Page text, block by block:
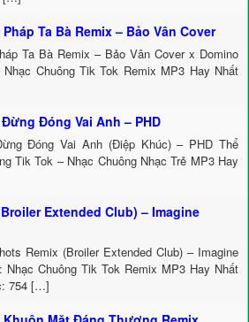
Ta Bà Remix – Bảo Vân Cover
Ta Bà Remix – Bảo Vân Cover x Domino
Chuông Tik Tok Remix MP3 Hay Nhất
Đóng Vai Anh – PHD
Đóng Vai Anh (Điệp Khúc) – PHD Thể
Tik Tok – Nhạc Chuông Nhạc Trẻ MP3 Hay
Extended Club) – Imagine
Remix (Broiler Extended Club) – Imagine
Nhạc Chuông Tik Tok Remix MP3 Hay Nhất
754 […]